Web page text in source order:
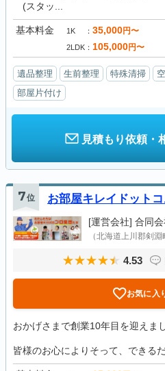
(スタッ...
基本料金 1K 35,000円〜
2LDK 105,000円〜
遺品整理 生前整理 特殊清掃
部屋片付け
見積もり依頼・
7位 お部屋キレイドット
[運営会社] 合同
（北海道上川郡剣淵
4.53
お気に入
おかげさまで創業10年目を迎えまし
皆様のお心によりそって、できるだ